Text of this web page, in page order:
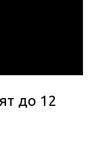
до 12